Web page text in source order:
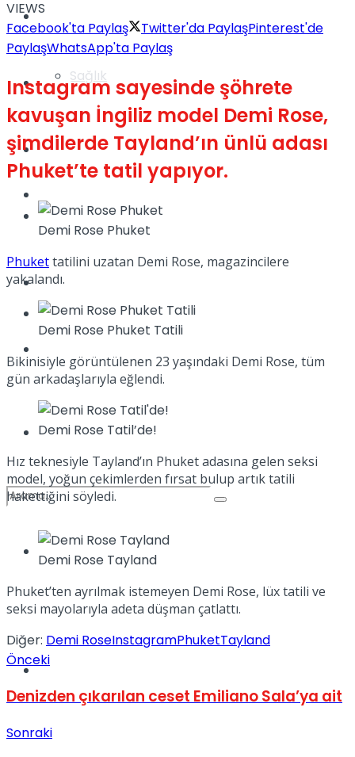
Sağlık
Kadınca
Dünya
Türkiye
Müzik
Türkiye
Müzik
Sinema
Tatil
Spor
No Result
VIEWS
Facebook'ta Paylaş
Twitter'da PaylaşPinterest'de
PaylaşWhatsApp'ta Paylaş
Instagram sayesinde şöhrete
kavuşan İngiliz model Demi Rose,
şimdilerde Tayland’ın ünlü adası
Phuket’te tatil yapıyor.
Demi Rose Phuket
Phukettatilini uzatan Demi Rose, magazincilere
yakalandı.
Demi Rose Phuket Tatili
Bikinisiyle görüntülenen 23 yaşındaki Demi Rose, tüm
gün arkadaşlarıyla eğlendi.
Demi Rose Tatil’de!
Hız teknesiyle Tayland’ın Phuket adasına gelen seksi
model, yoğun çekimlerden fırsat bulup artık tatili
hakettiğini söyledi.
Demi Rose Tayland
Phuket’ten ayrılmak istemeyen Demi Rose, lüx tatili ve
seksi mayolarıyla adeta düşman çatlattı.
Diğer: Demi RoseInstagramPhuketTayland
Önceki
Denizden çıkarılan ceset Emiliano Sala’ya ait
Sonraki